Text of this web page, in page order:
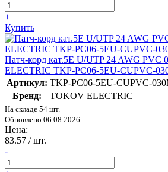
+
Купить
Патч-корд кат.5E U/UTP 24 AWG PVC
ELECTRIC TKP-PC06-5EU-CUPVC-
Артикул: TKP-PC06-5EU-CUPVC-
Бренд:
TOKOV ELECTRIC
На складе 54 шт.
Обновлено 06.08.2026
Цена:
83.57 / шт.
-